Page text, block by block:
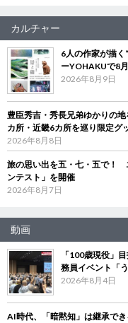
カルチャー
6人の作家が描
ーYOHAKUで8
2026年8月9日
豊臣秀吉・秀長兄弟ゆかりの
カ所・近畿6カ所を巡り限定グ
2026年8月8日
旅の思い出を五・七・五で！
ンテスト」を開催
2026年8月7日
動画
「100歳現役」
務員イベント「
2026年8月4日
AI時代、「暗黙知」は継承で